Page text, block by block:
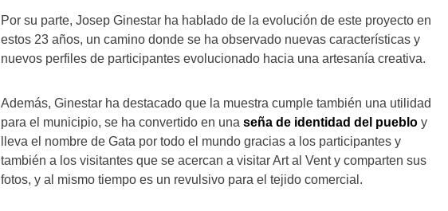
Por su parte, Josep Ginestar ha hablado de la evolución de este proyecto en
estos 23 años, un camino donde se ha observado nuevas características y
nuevos perfiles de participantes evolucionado hacia una artesanía creativa.
Además, Ginestar ha destacado que la muestra cumple también una utilidad
para el municipio, se ha convertido en una seña de identidad del pueblo y
lleva el nombre de Gata por todo el mundo gracias a los participantes y
también a los visitantes que se acercan a visitar Art al Vent y comparten sus
fotos, y al mismo tiempo es un revulsivo para el tejido comercial.